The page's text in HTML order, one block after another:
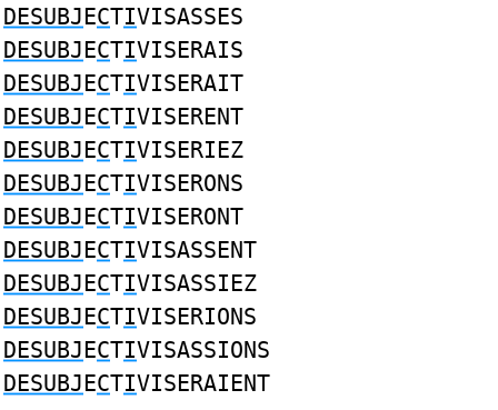
DESUBJECTIVISASSES
DESUBJECTIVISERAIS
DESUBJECTIVISERAIT
DESUBJECTIVISERENT
DESUBJECTIVISERIEZ
DESUBJECTIVISERONS
DESUBJECTIVISERONT
DESUBJECTIVISASSENT
DESUBJECTIVISASSIEZ
DESUBJECTIVISERIONS
DESUBJECTIVISASSIONS
DESUBJECTIVISERAIENT